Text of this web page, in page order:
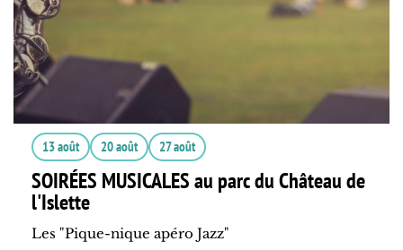
13 août 20 août 27 août
SOIRÉES MUSICALES au parc du Château de
l'Islette
Les "Pique-nique apéro Jazz"